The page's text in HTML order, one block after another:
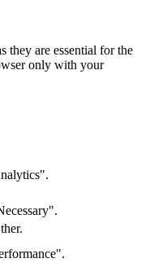
they are essential for the
only with your